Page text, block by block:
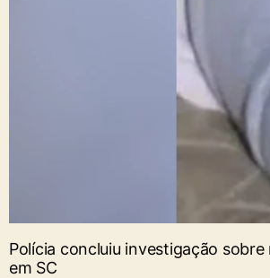
Polícia concluiu investigação
em SC